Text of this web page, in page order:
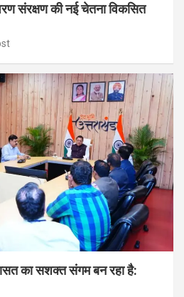
संरक्षण की नई चेतना विकसित
का सशक्त संगम बन रहा है: